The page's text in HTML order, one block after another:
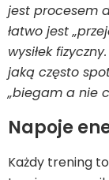
jest procesem
łatwo jest
wysiłek
jaką często
„biegam a nie
Napoje
Każdy trening